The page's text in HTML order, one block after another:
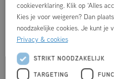
cookieverklaring. Klik op 'Alles
Kies je voor weigeren? Dan
noodzakelijke cookies. Je kunt je
Privacy & cookies
STRIKT NOODZAKELIJK
TARGETING